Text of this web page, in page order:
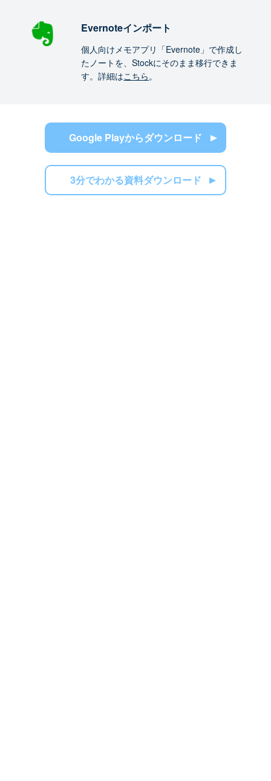
Evernoteインポート
個人向けメモアプリ「Evernote」で作成し
たノートを、Stockにそのまま移行できま
す。詳細はこちら。
Google Playからダウンロード
3分でわかる資料ダウンロード